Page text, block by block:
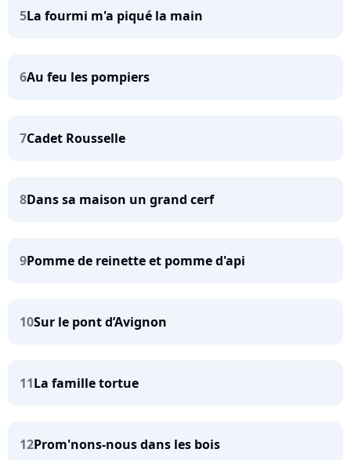
5La fourmi m'a piqué la main
6Au feu les pompiers
7Cadet Rousselle
8Dans sa maison un grand cerf
9Pomme de reinette et pomme d'api
10Sur le pont d’Avignon
11La famille tortue
12Prom'nons-nous dans les bois